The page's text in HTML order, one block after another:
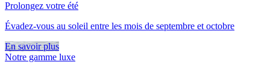
Prolongez votre été
Évadez-vous au soleil entre les mois de septembre et octobre
En savoir plus
Notre gamme luxe